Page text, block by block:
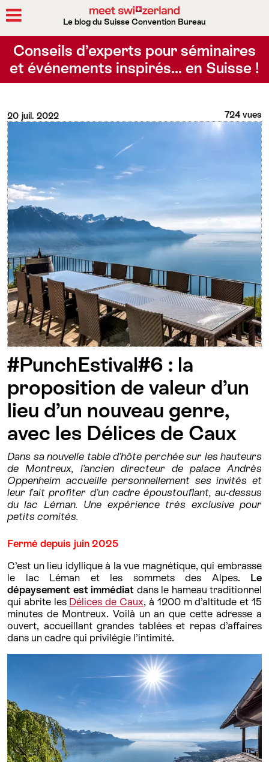
Le blog du Suisse Convention Bureau
Conseils d’experts pour séminaires
et événements inspirés… en Suisse !
20 juil. 2022 724 vues
#PunchEstival#6 : la
proposition de valeur d’un
lieu d’un nouveau genre,
avec les Délices de Caux
Dans sa nouvelle table d’hôte perchée sur les hauteurs
de Montreux, l’ancien directeur de palace Andrès
Oppenheim accueille personnellement ses invités et
leur fait profiter d’un cadre époustouflant, au-dessus
du lac Léman. Une expérience très exclusive pour
petits comités.
Fermé depuis juin 2025
C’est un lieu idyllique à la vue magnétique, qui embrasse
le lac Léman et les sommets des Alpes. Le
dépaysement est immédiat dans le hameau traditionnel
qui abrite les Délices de Caux, à 1200 m d’altitude et 15
minutes de Montreux. Voilà un an que cette adresse a
ouvert, accueillant grandes tablées et repas d’affaires
dans un cadre qui privilégie l’intimité.